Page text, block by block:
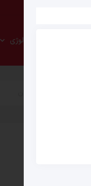
تکنولوژی
برای زوج‌های جوان
جوان